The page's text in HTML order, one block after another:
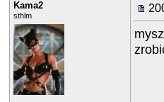
Kama2
sthlm